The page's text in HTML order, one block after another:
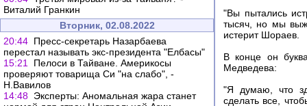
Виталий Гранкин
Вторник, 02.08.2022
20:44 Пресс-секретарь Назарбаева
перестал называть экс-президента "Елбасы"
15:21
Пелоси в Тайване. Америкосы
проверяют товарища Си "на слабо", -
Н.Вавилов
14:48 Эксперты: Аномальная жара станет
"Вы пытались
тысяч, но мы
истерит Шораев.
В конце он
Медведева:
"Я думаю, что
сделать все,